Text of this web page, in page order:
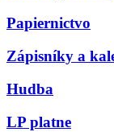
Papiernictvo
Zápisníky a
Hudba
LP platne